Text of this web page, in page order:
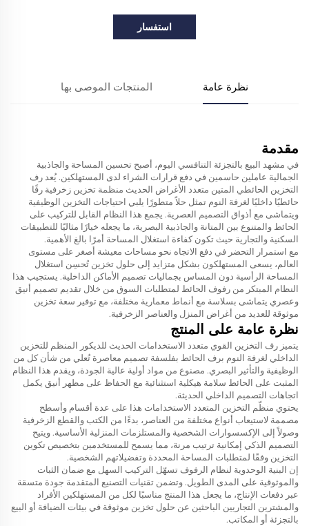
استفسار
نظرة عامة المنتجات الموصى بها
مقدمة
في مشهد البيع بالتجزئة التنافسي اليوم، أصبح تحسين المساحة والجاذبية
الجمالية عاملين حاسمين في دفع قرارات الشراء لدى المستهلكين. يُعد رف
التخزين الحائطي المتين متعدد الأغراض الحديث منظمة تخزين زخرفية رفًا
حائطيًا داخليًا لغرفة النوم تمثل حلاً متطورًا يلبي احتياجات التخزين الوظيفية
ويتماشى مع أذواق التصميم العصرية. يجمع هذا النظام القابل للتركيب على
الحائط والمتنوع بين المتانة والجاذبية البصرية، ما يجعله خيارًا مثاليًا للتطبيقات
السكنية والتجارية حيث تكون كفاءة استغلال المساحة أمرًا بالغ الأهمية.
مع استمرار التحضر في دفع الاتجاه نحو مساحات معيشة أصغر على مستوى
العالم، يسعى المستهلكون بشكل متزايد إلى حلول تخزين تُحسِن استغلال
المساحة الرأسية دون المساس بجماليات تصميم الأماكن الداخلية. يستجيب هذا
النظام المبتكر من رفوف الحائط لمتطلبات السوق من خلال تقديم تصميم أنيق
وعصري يتماشى بسلاسة مع أنماط معمارية مختلفة، مع توفير سعة تخزين
موثوقة للعديد من أغراض المنزل والعناصر الزخرفية.
نظرة عامة على المنتج
يتميز رف التخزين القوي متعدد الاستخدامات الحديث للديكور المنظم للتخزين
الداخلي لغرفة النوم برف الحائط بفلسفة تصميم معاصرة تُعلي من شأن كل من
الوظيفية والتأثير البصري. مصنوع من مواد أولية عالية الجودة، ويقدم هذا النظام
المثبت على الحائط سلامة هيكلية استثنائية مع الحفاظ على مظهر أنيق يكمل
اتجاهات التصميم الداخلي الحديثة.
يحتوي منظّم التخزين المتعدد الاستخدامات هذا على عدة أقسام وأسطح
مصممة لاستيعاب أنواع مختلفة من العناصر، بدءًا من الكتب والقطع الزخرفية
وصولاً إلى الإكسسوارات الشخصية والمستلزمات المنزلية الأساسية. ويتيح
التصميم الذكي إمكانية ترتيب مرنة، مما يسمح للمستخدمين بتخصيص تكوين
التخزين وفقًا لمتطلبات المساحة المحددة وتفضيلاتهم الشخصية.
إن البنية الوحدوية لنظام الرفوف تسهّل التركيب السهل مع ضمان الثبات
والموثوقية على المدى الطويل. وتضمن تقنيات التصنيع المتقدمة جودة متسقة
عبر دفعات الإنتاج، ما يجعل هذا المنتج مناسبًا لكل من المستهلكين الأفراد
والمشترين التجاريين الباحثين عن حلول تخزين موثوقة في بيئات الضيافة أو البيع
بالتجزئة أو المكاتب.